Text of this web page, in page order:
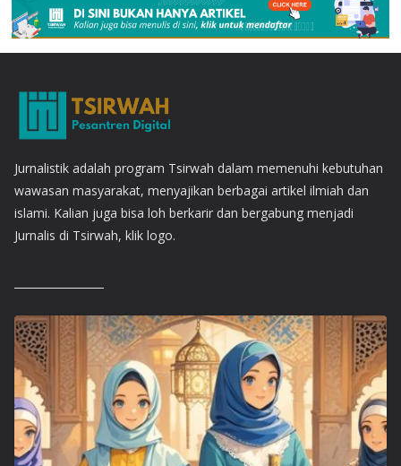
Jurnalistik adalah program Tsirwah dalam memenuhi kebutuhan
wawasan masyarakat, menyajikan berbagai artikel ilmiah dan
islami. Kalian juga bisa loh berkarir dan bergabung menjadi
Jurnalis di Tsirwah, klik logo.